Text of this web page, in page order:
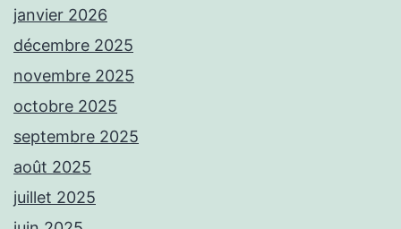
janvier 2026
décembre 2025
novembre 2025
octobre 2025
septembre 2025
août 2025
juillet 2025